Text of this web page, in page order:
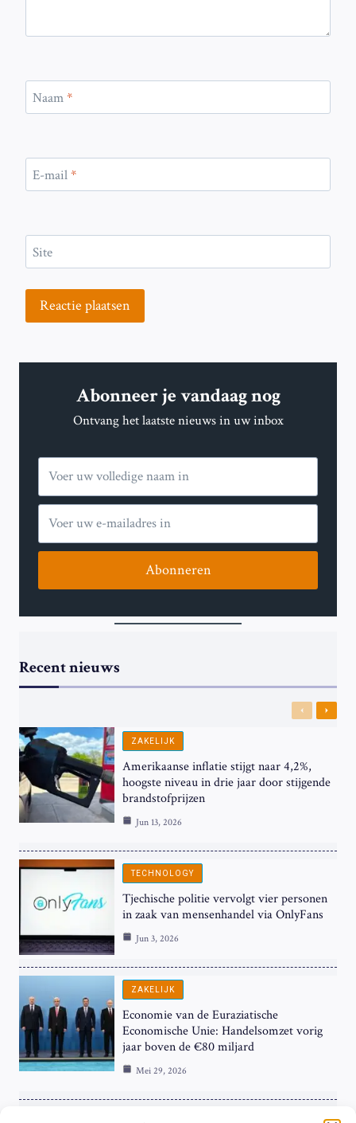
Naam*
E-mail*
Site
Abonneer je vandaag nog
Ontvang het laatste nieuws in uw inbox
Abonneren
Recent nieuws
Previous
Next
ZAKELIJK
Amerikaanse inflatie stijgt naar 4,2%,
hoogste niveau in drie jaar door stijgende
brandstofprijzen
Jun 13, 2026
TECHNOLOGY
Tjechische politie vervolgt vier personen
in zaak van mensenhandel via OnlyFans
Jun 3, 2026
ZAKELIJK
Economie van de Euraziatische
Economische Unie: Handelsomzet vorig
jaar boven de €80 miljard
Mei 29, 2026